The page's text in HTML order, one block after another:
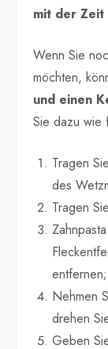
mit der Zeit
Wenn Sie
möchten,
und einen
Sie dazu wie
Tragen
des
Tragen
entfernen;
Nehmen
drehen
Geben